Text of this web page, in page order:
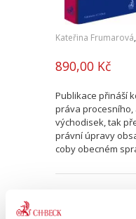
Kateřina Frumarová,
890,00 Kč
Publikace přináší
práva procesního,
východisek, tak
právní úpravy
coby obecném